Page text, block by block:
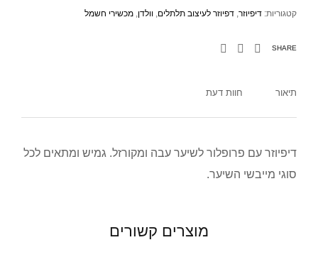
קטגוריות: דיפיוזר, דפיוזר לעיצוב תלתלים, וולדן, מכשירי חשמל
SHARE
תיאור חוות דעת
דיפיוזר עם פרופלור לשיער עבה ומקורזל. גמיש ומתאים לכל
סוגי מייבשי השיער.
מוצרים קשורים